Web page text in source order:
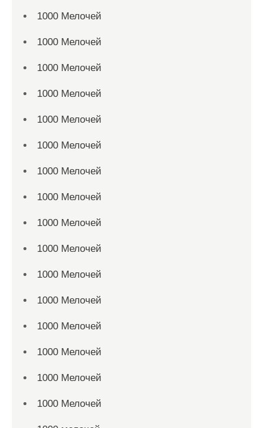
1000 Мелочей
1000 Мелочей
1000 Мелочей
1000 Мелочей
1000 Мелочей
1000 Мелочей
1000 Мелочей
1000 Мелочей
1000 Мелочей
1000 Мелочей
1000 Мелочей
1000 Мелочей
1000 Мелочей
1000 Мелочей
1000 Мелочей
1000 Мелочей